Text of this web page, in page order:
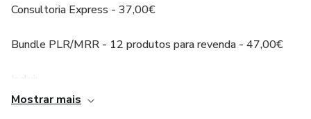
Consultoria Express - 37,00€
Bundle PLR/MRR - 12 produtos para revenda - 47,00€
Inclui:
Mostrar mais